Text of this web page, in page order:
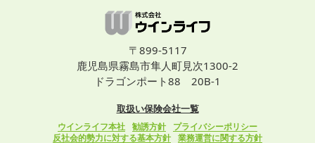
〒899-5117
鹿児島県霧島市隼人町見次1300-2
ドラゴンポート88 20B-1
取扱い保険会社一覧
ウインライフ本社 勧誘方針
プライバシーポリシー
反社会的勢力に対する基本方針 業務運営に関する方針